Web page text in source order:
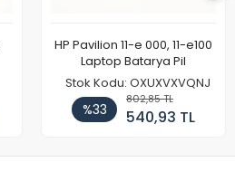
HP Pavilion 11-e 000, 11-e100
Laptop Batarya Pil
Stok Kodu: OXUXVXVQNJ
%33
802,85 TL
540,93 TL